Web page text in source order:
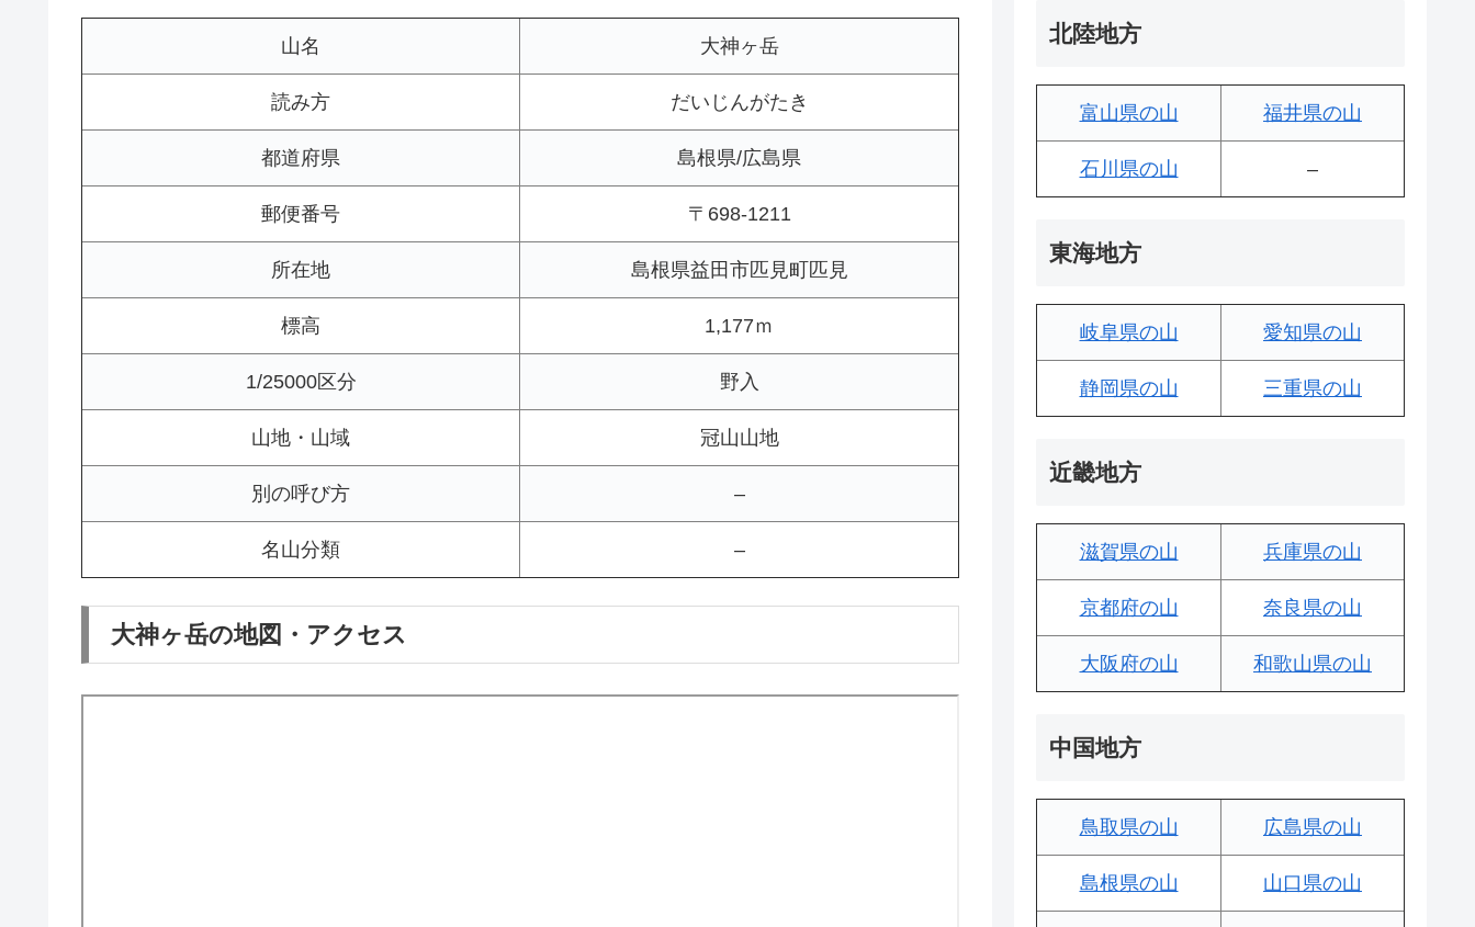
山名 大神ヶ岳
読み方 だいじんがたき
都道府県 島根県/広島県
郵便番号 〒698-1211
所在地 島根県益田市匹見町匹見
標高 1,177ｍ
1/25000区分 野入
山地・山域 冠山山地
別の呼び方 –
名山分類 –
大神ヶ岳の地図・アクセス
北陸地方
富山県の山 福井県の山
石川県の山 –
東海地方
岐阜県の山 愛知県の山
静岡県の山 三重県の山
近畿地方
滋賀県の山 兵庫県の山
京都府の山 奈良県の山
大阪府の山 和歌山県の山
中国地方
鳥取県の山 広島県の山
島根県の山 山口県の山